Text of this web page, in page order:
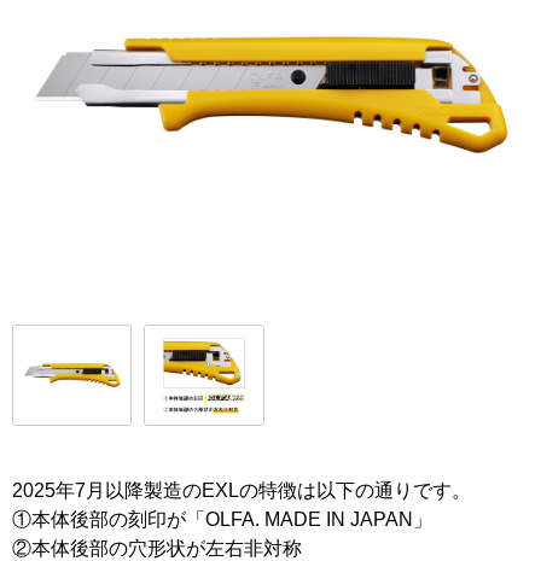
2025年7月以降製造のEXLの特徴は以下の通りです。
①本体後部の刻印が「OLFA. MADE IN JAPAN」
②本体後部の穴形状が左右非対称